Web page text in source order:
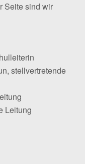
Seite sind wir
stellvertretende
Leitung